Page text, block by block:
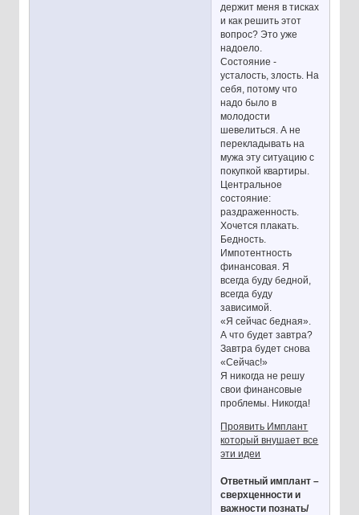
держит меня в тисках
и как решить этот
вопрос? Это уже
надоело.
Состояние -
усталость, злость. На
себя, потому что
надо было в
молодости
шевелиться. А не
перекладывать на
мужа эту ситуацию с
покупкой квартиры.
Центральное
состояние:
раздраженность.
Хочется плакать.
Бедность.
Импотентность
финансовая. Я
всегда буду бедной,
всегда буду
зависимой.
«Я сейчас бедная».
А что будет завтра?
Завтра будет снова
«Сейчас!»
Я никогда не решу
свои финансовые
проблемы. Никогда!
Проявить Имплант
который внушает все
эти идеи
Ответный имплант –
сверхценности и
важности познать/